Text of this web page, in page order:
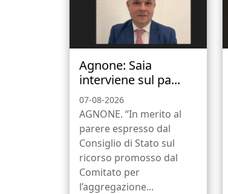
Agnone: Saia
interviene sul pa...
07-08-2026
AGNONE. “In merito al
parere espresso dal
Consiglio di Stato sul
ricorso promosso dal
Comitato per
l’aggregazione...